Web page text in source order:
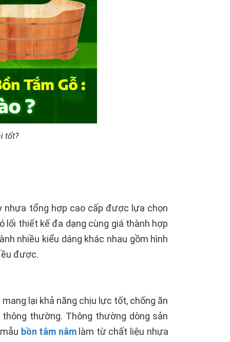
tốt?
tổng hợp cao cấp được lựa chọn
lối thiết kế đa dạng cùng giá thành hợp
nhiều kiểu dáng khác nhau gồm hình
được.
lại khả năng chịu lực tốt, chống ăn
thường. Thông thường dòng sản
bồn tắm nằmlàm từ chất liệu nhựa